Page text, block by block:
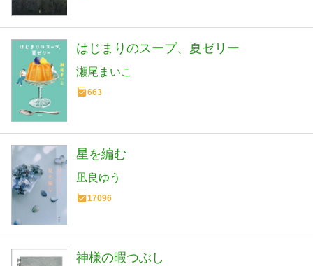
はじまりのスープ、夏ゼリー
瀬尾まいこ
663
星を編む
凪良ゆう
17096
神様の暇つぶし